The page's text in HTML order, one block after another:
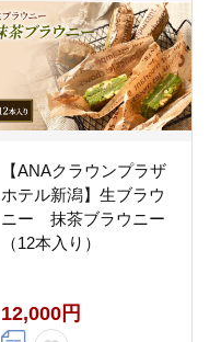
【ANAクラウンプラザ
ホテル新潟】生ブラウ
ニー 抹茶ブラウニー
（12本入り）
12,000円